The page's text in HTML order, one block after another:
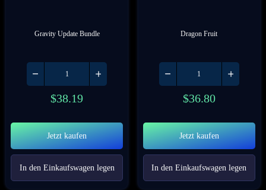
Gravity Update Bundle
$38.19
Jetzt kaufen
In den Einkaufswagen legen
Dragon Fruit
$36.80
Jetzt kaufen
In den Einkaufswagen legen